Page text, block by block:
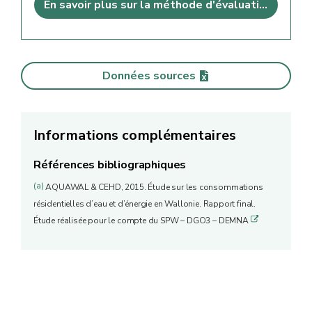
En savoir plus sur la méthode d'évaluation
Données sources
Informations complémentaires
Références bibliographiques
(a)AQUAWAL & CEHD, 2015. Étude sur les consommations
résidentielles d’eau et d’énergie en Wallonie. Rapport final.
Étude réalisée pour le compte du SPW – DGO3 – DEMNA q